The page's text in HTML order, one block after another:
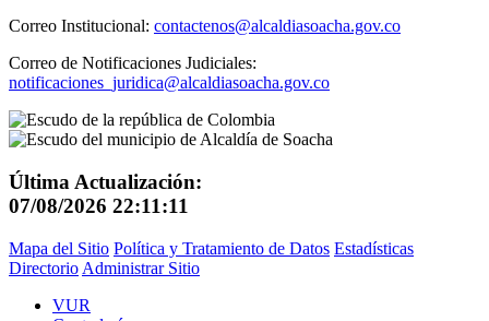
Correo Institucional: contactenos@alcaldiasoacha.gov.co
Correo de Notificaciones Judiciales:
notificaciones_juridica@alcaldiasoacha.gov.co
Última Actualización:
07/08/2026 22:11:11
Mapa del Sitio Política y Tratamiento de Datos Estadísticas
Directorio Administrar Sitio
VUR